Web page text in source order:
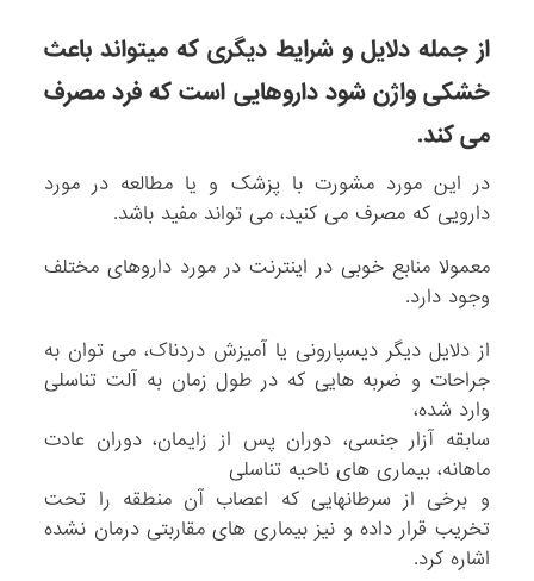
از جمله دلایل و شرایط دیگری که میتواند باعث
خشکی واژن شود داروهایی است که فرد مصرف
می کند.
در این مورد مشورت با پزشک و یا مطالعه در مورد
دارویی که مصرف می کنید، می تواند مفید باشد.
معمولا منابع خوبی در اینترنت در مورد داروهای مختلف
وجود دارد.
از دلایل دیگر دیسپارونی یا آمیزش دردناک، می توان به
جراحات و ضربه هایی که در طول زمان به آلت تناسلی
وارد شده،
سابقه آزار جنسی، دوران پس از زایمان، دوران عادت
ماهانه، بیماری های ناحیه تناسلی
و برخی از سرطانهایی که اعصاب آن منطقه را تحت
تخریب قرار داده و نیز بیماری های مقاربتی درمان نشده
اشاره کرد.